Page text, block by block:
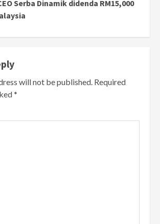
Serba Dinamik didenda RM15,000
will not be published. Required
*